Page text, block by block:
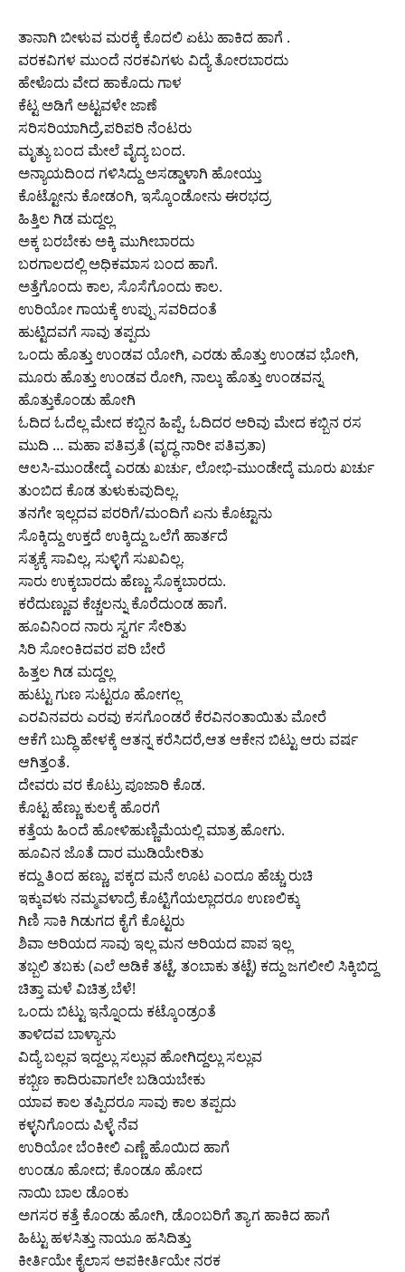
ತಾನಾಗಿ ಬೀಳುವ ಮರಕ್ಕೆ ಕೊದಲಿ ಏಟು ಹಾಕಿದ ಹಾಗೆ .
ವರಕವಿಗಳ ಮುಂದೆ ನರಕವಿಗಳು ವಿದ್ಯೆ ತೋರಬಾರದು
ಹೇಳೊದು ವೇದ ಹಾಕೊದು ಗಾಳ
ಕೆಟ್ಟ ಅಡಿಗೆ ಅಟ್ಟವಳೇ ಜಾಣೆ
ಸರಿಸರಿಯಾಗಿದ್ರೆ,ಪರಿಪರಿ ನೆಂಟರು
ಮೃತ್ಯು ಬಂದ ಮೇಲೆ ವೈದ್ಯ ಬಂದ.
ಅನ್ಯಾಯದಿಂದ ಗಳಿಸಿದ್ದು ಅಸಡ್ಡಾಳಾಗಿ ಹೋಯ್ತು
ಕೊಟ್ಟೋನು ಕೋಡಂಗಿ, ಇಸ್ಕೊಂಡೋನು ಈರಭದ್ರ
ಹಿತ್ತಿಲ ಗಿಡ ಮದ್ದಲ್ಲ
ಅಕ್ಕ ಬರಬೇಕು ಅಕ್ಕಿ ಮುಗೀಬಾರದು
ಬರಗಾಲದಲ್ಲಿ ಅಧಿಕಮಾಸ ಬಂದ ಹಾಗೆ.
ಅತ್ತೆಗೊಂದು ಕಾಲ, ಸೊಸೆಗೊಂದು ಕಾಲ.
ಉರಿಯೋ ಗಾಯಕ್ಕೆ ಉಪ್ಪು ಸವರಿದಂತೆ
ಹುಟ್ಟಿದವಗೆ ಸಾವು ತಪ್ಪದು
ಒಂದು ಹೊತ್ತು ಉಂಡವ ಯೋಗಿ, ಎರಡು ಹೊತ್ತು ಉಂಡವ ಭೋಗಿ,
ಮೂರು ಹೊತ್ತು ಉಂಡವ ರೋಗಿ, ನಾಲ್ಕು ಹೊತ್ತು ಉಂಡವನ್ನ
ಹೊತ್ತುಕೊಂಡು ಹೋಗಿ
ಓದಿದ ಓದೆಲ್ಲ ಮೇದ ಕಬ್ಬಿನ ಹಿಪ್ಪೆ, ಓದಿದರ ಅರಿವು ಮೇದ ಕಬ್ಬಿನ ರಸ
ಮುದಿ … ಮಹಾ ಪತಿವ್ರತೆ (ವೃದ್ಧ ನಾರೀ ಪತಿವ್ರತಾ)
ಆಲಸಿ-ಮುಂಡೇದ್ಕೆ ಎರಡು ಖರ್ಚು, ಲೋಭಿ-ಮುಂಡೇದ್ಕೆ ಮೂರು ಖರ್ಚು
ತುಂಬಿದ ಕೊಡ ತುಳುಕುವುದಿಲ್ಲ.
ತನಗೇ ಇಲ್ಲದವ ಪರರಿಗೆ/ಮಂದಿಗೆ ಏನು ಕೊಟ್ಟಾನು
ಸೊಕ್ಕಿದ್ದು ಉಕ್ತದೆ ಉಕ್ಕಿದ್ದು ಒಲೆಗೆ ಹಾರ್ತದೆ
ಸತ್ಯಕ್ಕೆ ಸಾವಿಲ್ಲ, ಸುಳ್ಳಿಗೆ ಸುಖವಿಲ್ಲ.
ಸಾರು ಉಕ್ಕಬಾರದು ಹೆಣ್ಣು ಸೊಕ್ಕಬಾರದು.
ಕರೆದುಣ್ಣುವ ಕೆಚ್ಚಲನ್ನು ಕೊರೆದುಂಡ ಹಾಗೆ.
ಹೂವಿನಿಂದ ನಾರು ಸ್ವರ್ಗ ಸೇರಿತು
ಸಿರಿ ಸೋಂಕಿದವರ ಪರಿ ಬೇರೆ
ಹಿತ್ತಲ ಗಿಡ ಮದ್ದಲ್ಲ
ಹುಟ್ಟು ಗುಣ ಸುಟ್ಟರೂ ಹೋಗಲ್ಲ
ಎರವಿನವರು ಎರವು ಕಸಗೊಂಡರೆ ಕೆರವಿನಂತಾಯಿತು ಮೋರೆ
ಆಕೆಗೆ ಬುದ್ಧಿ ಹೇಳಕ್ಕೆ ಆತನ್ನ ಕರೆಸಿದರೆ,ಆತ ಆಕೇನ ಬಿಟ್ಟು ಆರು ವರ್ಷ
ಆಗಿತ್ತಂತೆ.
ದೇವರು ವರ ಕೊಟ್ರು ಪೂಜಾರಿ ಕೊಡ.
ಕೊಟ್ಟ ಹೆಣ್ಣು ಕುಲಕ್ಕೆ ಹೊರಗೆ
ಕತ್ತೆಯ ಹಿಂದೆ ಹೋಳಿಹುಣ್ಣಿಮೆಯಲ್ಲಿ ಮಾತ್ರ ಹೋಗು.
ಹೂವಿನ ಜೊತೆ ದಾರ ಮುಡಿಯೇರಿತು
ಕದ್ದು ತಿಂದ ಹಣ್ಣು, ಪಕ್ಕದ ಮನೆ ಊಟ ಎಂದೂ ಹೆಚ್ಚು ರುಚಿ
ಇಕ್ಕುವಳು ನಮ್ಮವಳಾದ್ರೆ ಕೊಟ್ಟಿಗೆಯಲ್ಲಾದರೂ ಉಣಲಿಕ್ಕು
ಗಿಣಿ ಸಾಕಿ ಗಿಡುಗದ ಕೈಗೆ ಕೊಟ್ಟರು
ಶಿವಾ ಅರಿಯದ ಸಾವು ಇಲ್ಲ ಮನ ಅರಿಯದ ಪಾಪ ಇಲ್ಲ
ತಬ್ಬಲಿ ತಬಕು (ಎಲೆ ಅಡಿಕೆ ತಟ್ಟೆ, ತಂಬಾಕು ತಟ್ಟೆ) ಕದ್ದು ಜಗಲೀಲಿ ಸಿಕ್ಕಿಬಿದ್ದ
ಚಿತ್ತಾ ಮಳೆ ವಿಚಿತ್ರ ಬೆಳೆ!
ಒಂದು ಬಿಟ್ಟು ಇನ್ನೊಂದು ಕಟ್ಕೊಂಡ್ರಂತೆ
ತಾಳಿದವ ಬಾಳ್ಯಾನು
ವಿದ್ಯೆ ಬಲ್ಲವ ಇದ್ದಲ್ಲು ಸಲ್ಲುವ ಹೋಗಿದ್ದಲ್ಲು ಸಲ್ಲುವ
ಕಬ್ಬಿಣ ಕಾದಿರುವಾಗಲೇ ಬಡಿಯಬೇಕು
ಯಾವ ಕಾಲ ತಪ್ಪಿದರೂ ಸಾವು ಕಾಲ ತಪ್ಪದು
ಕಳ್ಳನಿಗೊಂದು ಪಿಳ್ಳೆ ನೆವ
ಉರಿಯೋ ಬೆಂಕೀಲಿ ಎಣ್ಣೆ ಹೊಯಿದ ಹಾಗೆ
ಉಂಡೂ ಹೋದ; ಕೊಂಡೂ ಹೋದ
ನಾಯಿ ಬಾಲ ಡೊಂಕು
ಅಗಸರ ಕತ್ತೆ ಕೊಂಡು ಹೋಗಿ, ಡೊಂಬರಿಗೆ ತ್ಯಾಗ ಹಾಕಿದ ಹಾಗೆ
ಹಿಟ್ಟು ಹಳಸಿತ್ತು ನಾಯೂ ಹಸಿದಿತ್ತು
ಕೀರ್ತಿಯೇ ಕೈಲಾಸ ಅಪಕೀರ್ತಿಯೇ ನರಕ